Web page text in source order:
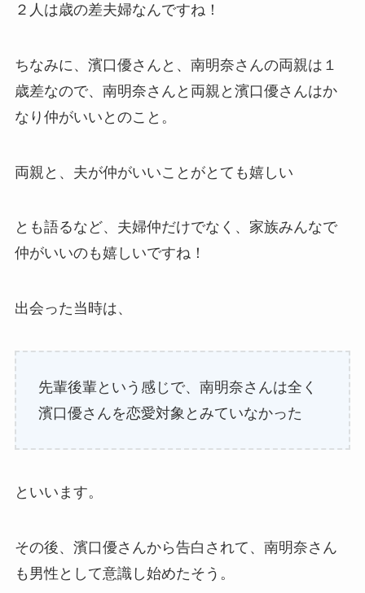
２人は歳の差夫婦なんですね！
ちなみに、濱口優さんと、南明奈さんの両親は１
歳差なので、南明奈さんと両親と濱口優さんはか
なり仲がいいとのこと。
両親と、夫が仲がいいことがとても嬉しい
とも語るなど、夫婦仲だけでなく、家族みんなで
仲がいいのも嬉しいですね！
出会った当時は、
先輩後輩という感じで、南明奈さんは全く
濱口優さんを恋愛対象とみていなかった
といいます。
その後、濱口優さんから告白されて、南明奈さん
も男性として意識し始めたそう。